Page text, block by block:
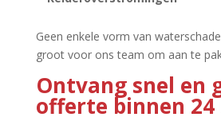
Geen enkele vorm van
groot voor ons team om aan te
Ontvang snel en
offerte binnen